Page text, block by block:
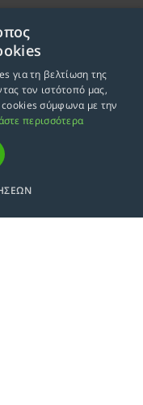
για τη βελτίωση της
τον ιστότοπό μας,
cookies σύμφωνα με την
περισσότερα